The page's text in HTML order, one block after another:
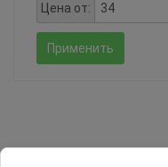
Цена от:
Применить